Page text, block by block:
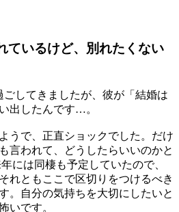
ているけど、別れたくない
してきましたが、彼が「結婚は
出したんです…。
うで、正直ショックでした。だけ
言われて、どうしたらいいのかと
には同棲も予定していたので、
れともここで区切りをつけるべき
。自分の気持ちを大切にしたいと
いです。